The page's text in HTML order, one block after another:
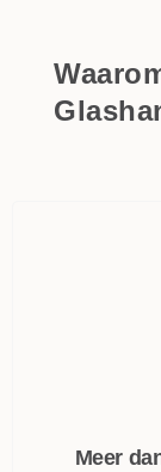
Meer